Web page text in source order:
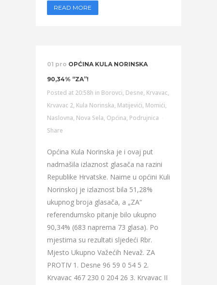
READ MORE
01 pro OPĆINA KULA NORINSKA
90,34% “ZA”!
Posted at 20:58h in Borovci, Desne, Krvavac,
Krvavac 2, Kula Norinska, Matijevići, Momići,
Naslovna, Nova Sela, Općina, Podrujnica
Share
Općina Kula Norinska je i ovaj put
nadmašila izlaznost glasača na razini
Republike Hrvatske. Naime u općini Kuli
Norinskoj je izlaznost bila 51,28%
ukupnog broja glasača, a „ZA“
referendumsko pitanje bilo ukupno
90,34% (683 naprema 73 glasa). Po
mjestima su rezultati sljedeći Rbr.
Mjesto Ukupno Važećih Nevaž. ZA
PROTIV 1. Desne 96 59 0 54 5 2.
Krvavac 467 230 0 204 26 3. Krvavac II